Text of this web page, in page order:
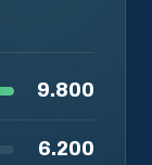
9.800
6.200